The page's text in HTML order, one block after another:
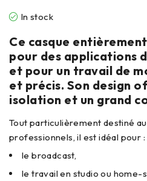
In stock
Ce casque
pour des applications
et pour un travail de
et précis. Son design
isolation et un grand
Tout particulièrement destiné
professionnels, il est idéal pour :
le broadcast,
le travail en studio ou home-